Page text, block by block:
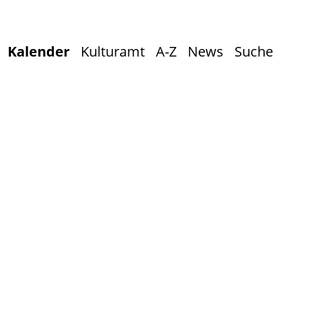
Kalender Kulturamt A-Z News Suche